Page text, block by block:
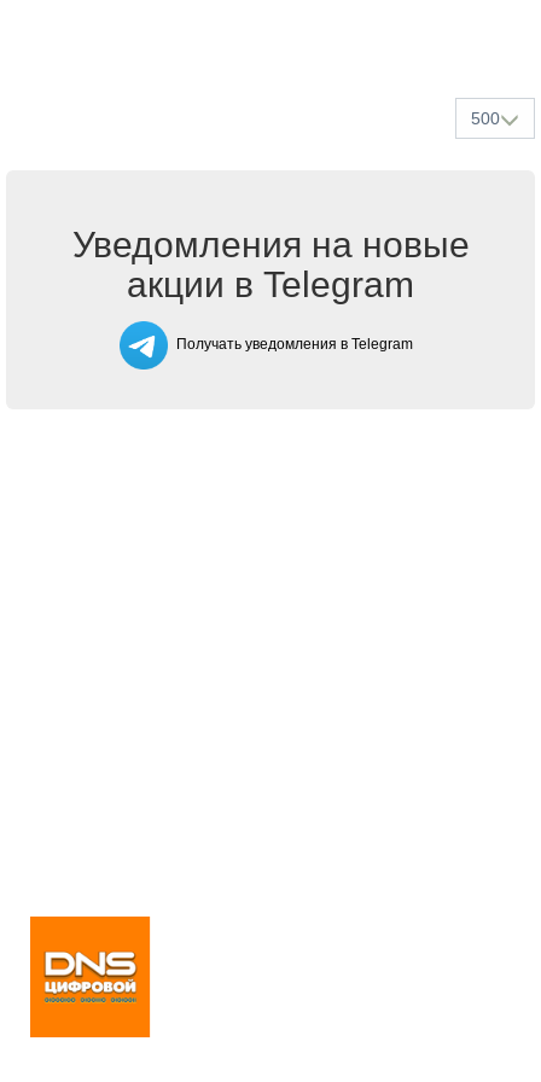
500
Уведомления на новые
акции в Telegram
Получать уведомления в Telegram